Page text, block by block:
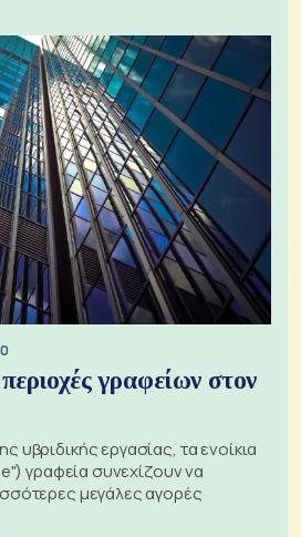
γραφείων στον
υβριδικής εργασίας, τα ενοίκια
γραφεία συνεχίζουν να
μεγάλες αγορές